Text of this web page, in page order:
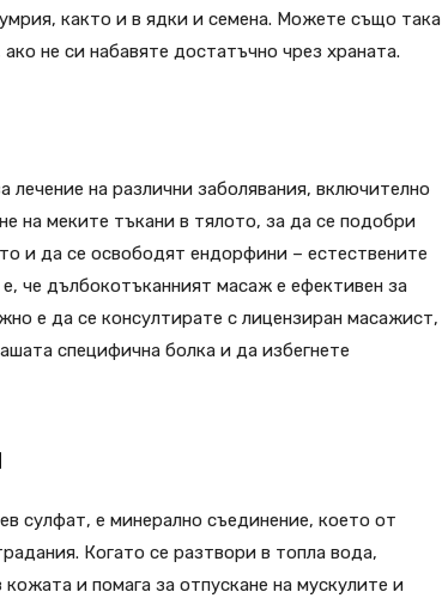
както и в ядки и семена. Можете също така
не си набавяте достатъчно чрез храната.
лечение на различни заболявания, включително
на меките тъкани в тялото, за да се подобри
и да се освободят ендорфини – естествените
че дълбокотъканният масаж е ефективен за
е да се консултирате с лицензиран масажист,
специфична болка и да избегнете
сулфат, е минерално съединение, което от
Когато се разтвори в топла вода,
и помага за отпускане на мускулите и